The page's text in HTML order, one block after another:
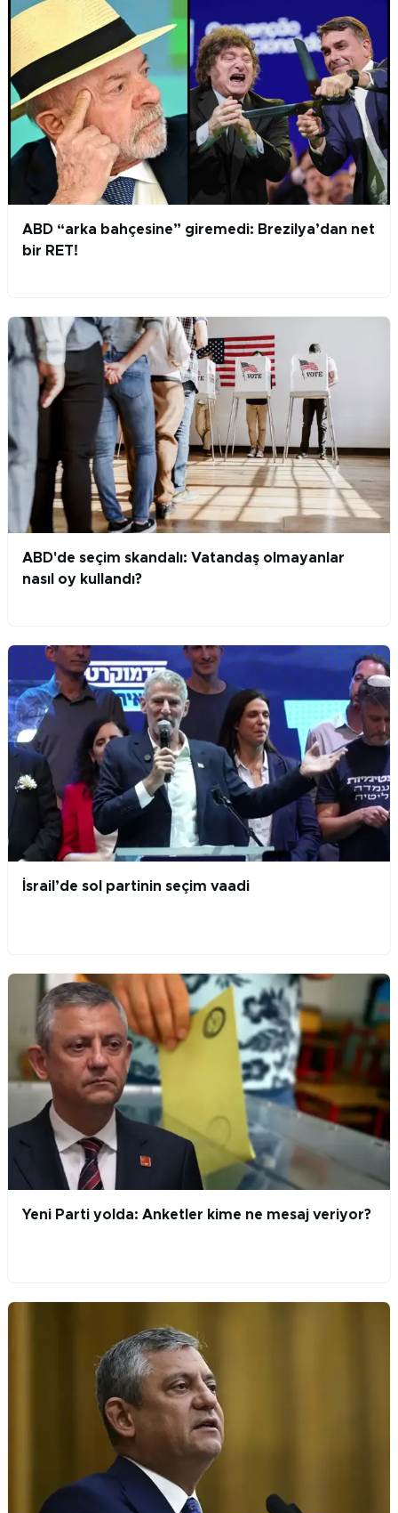
ABD “arka bahçesine” giremedi: Brezilya’dan net
bir RET!
ABD'de seçim skandalı: Vatandaş olmayanlar
nasıl oy kullandı?
İsrail’de sol partinin seçim vaadi
Yeni Parti yolda: Anketler kime ne mesaj veriyor?